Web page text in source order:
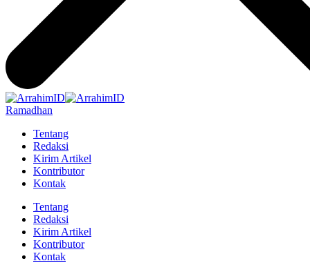
Ramadhan
Tentang
Redaksi
Kirim Artikel
Kontributor
Kontak
Tentang
Redaksi
Kirim Artikel
Kontributor
Kontak